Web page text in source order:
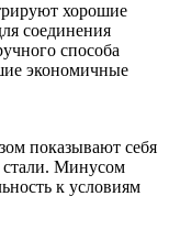
хорошие
соединения
способа
экономичные
показывают себя
стали. Минусом
к условиям